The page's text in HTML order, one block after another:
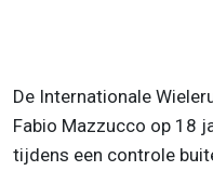
De Internationale
Fabio Mazzucco op 18
tijdens een controle